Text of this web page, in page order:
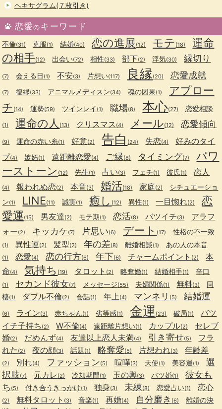
ヘキサグラム(７枚引き)
恋愛のキーワード
不倫(31) 克服(1) 結婚(40) 恋の進展(12) モテ (18)
運命
の相手(12) 出会い(72) 相性(33) 部下(2) 浮気(30) 縁切り
(7) 会える日 (1) 不安(3) 片想い(117) 良縁(20) 恋愛成就
(7) 復縁(33) アニマルメディスン(34) 魂の因果(1)
アプロー
チ (14) 運勢(59) ツインレイ (1) 職場(8) 本心(27) 恋愛相談
(1) 運命の人 (13) クリスマス (4) メール(12) 恋愛傾向
(9) 運命の赤い糸(1) 好意(2) 告白 (24) 失恋(4)
好みのタイ
プ(4) 嫉妬(1) 遠距離恋愛(4) ご縁(8) タイミング(7)
パワ
ーストーン (12) 先生(1) 占い(3) フェチ(1) 彼氏(1) 恋人
(4) 報われぬ恋(2) 本音(3) 婚活(18) 家庭(2)
シチュエーショ
ン(1) LINE(11) 誠実(1) 癒し (12) 異性(1) 一目惚れ(2)
恋
愛運 (15) 男友達(2) モテ期(1) 恋活(8) バツイチ(3)
アラフ
ォー(2) キッカケ(7) 片思い(6) デート (17) 性格の不一致
(1) 異性運(2) 髪型(2) 年の差(8) 離婚相談(1) あの人の本音
(1) 恋愛(4) 恋の行方(6) 年下(6) チャームポイント (2)
本
命(4) 気持ち (19) タロット (2) 略奪婚(1) 結婚相手(1) 辛口
(1) セカンド彼女(7) メッセージ(55) 夫婦関係(1) 無料(3)
同
棲(1) ダブル不倫(2) 会話(1) 年上 (4) マンネリ (5) 結婚運
(6) ライン(3) 赤ちゃん(1) 劣等感(1) 金運 (23) 破局(1)
バツ
イチ子持ち (2) W不倫(4) 遠距離片想い(1) カップル(2)
セレブ
婚(2) だめんず(4) 友達以上恋人未満(4) 引き寄せ(5)
フラ
れた (2) 夜の顔(3) 話題(1) 略奪愛(5) 片想われ(3) 年齢差
(2) 別れ(4) ファッション(5) 喧嘩(3) 天使(1) 美容運(1)
選
択肢(7) 元カレ (2) 冷却期間(1) 玉の輿(3) バツ婚(1)
彼女も
ち (5) 付き合うきっかけ(1) 独身(3) 未練(8) 恋愛占い(1) 恋心
(2) 無料タロット (3) 音楽(1) 再婚(4) 自分磨き (6)
離婚の決